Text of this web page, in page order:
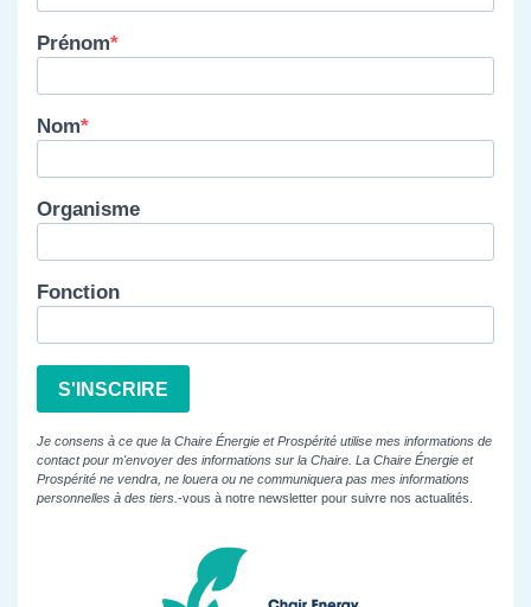
Prénom
Nom
Organisme
Fonction
S'INSCRIRE
Je consens à ce que la Chaire Énergie et Prospérité utilise mes informations de
contact pour m'envoyer des informations sur la Chaire. La Chaire Énergie et
Prospérité ne vendra, ne louera ou ne communiquera pas mes informations
personnelles à des tiers. -vous à notre newsletter pour suivre nos actualités.